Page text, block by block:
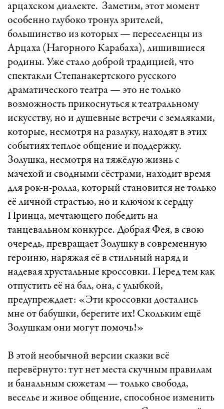
арцахском диалекте. Заметим, этот момент
особенно глубоко тронул зрителей,
большинство из которых — переселенцы из
Арцаха (Нагорного Карабаха), лишившиеся
родины. Уже стало доброй традицией, что
спектакли Степанакертского русского
драматического театра — это не только
возможность прикоснуться к театральному
искусству, но и душевные встречи с земляками,
которые, несмотря на разлуку, находят в этих
событиях теплое общение и поддержку.
Золушка, несмотря на тяжёлую жизнь с
мачехой и сводными сёстрами, находит время
для рок-н-ролла, который становится не только
её личной страстью, но и ключом к сердцу
Принца, мечтающего победить на
танцевальном конкурсе. Добрая Фея, в свою
очередь, превращает Золушку в современную
героиню, наряжая её в стильный наряд и
надевая хрустальные кроссовки. Перед тем как
отпустить её на бал, она, с улыбкой,
предупреждает: «Эти кроссовки достались
мне от бабушки, берегите их! Скольким ещё
Золушкам они могут помочь!»
В этой необычной версии сказки всё
перевёрнуто: тут нет места скучным правилам
и банальным сюжетам — только свобода,
веселье и живое общение, способное изменить